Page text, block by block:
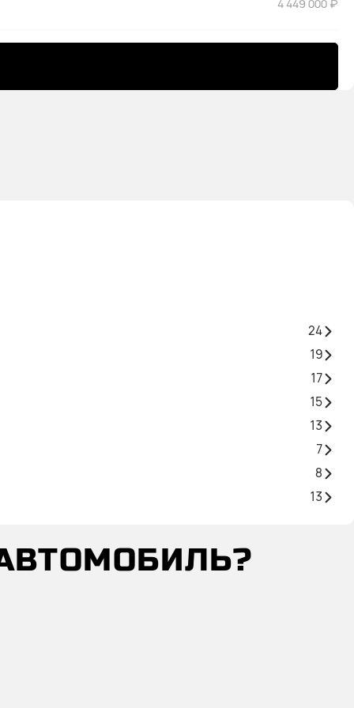
4 449 000 ₽
24
19
17
15
13
7
8
13